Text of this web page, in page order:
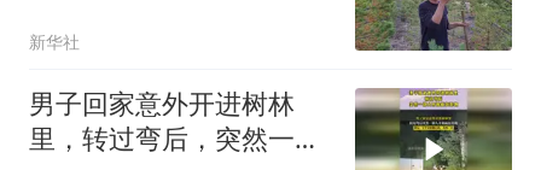
新华社
男子回家意外开进树林
里，转过弯后，突然一群